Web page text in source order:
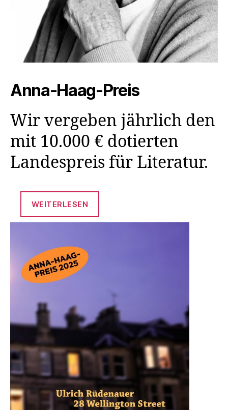
Anna-Haag-Preis
Wir vergeben jährlich den
mit 10.000 € dotierten
Landespreis für Literatur.
WEITERLESEN